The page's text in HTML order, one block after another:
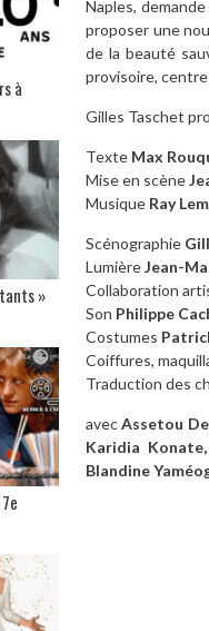
Naples,
proposer une
de la beauté
provisoire,
Gilles Taschet
Texte Max
Mise en scène
Musique Ray
Scénographie
LumièreJean-
Collaboration
Son Philippe
Costumes
Coiffures,
Traduction des
avecAssetou
Karidia
Blandine
à
»